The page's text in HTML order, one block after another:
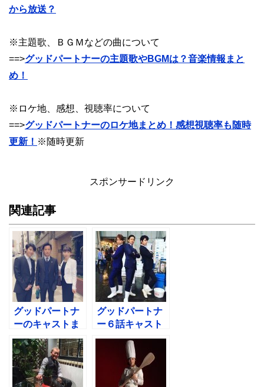
から放送？
※主題歌、ＢＧＭなどの曲について
==>グッドパートナーの主題歌やBGMは？音楽情報まと
め！
※ロケ地、感想、視聴率について
==>グッドパートナーのロケ地まとめ！感想視聴率も随時
更新！ ※随時更新
スポンサードリンク
関連記事
グッドパートナ
ーのキャストま
とめ相関図！新
人子役は誰？
グッドパートナ
ー６話キャスト
名言！お見合い
ラン太田蘭子と
目黒くんは誰？